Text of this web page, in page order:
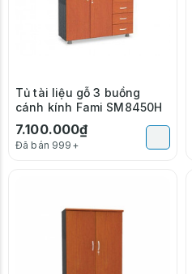
Tủ tài liệu gỗ 3 buồng
cánh kính Fami SM8450H
7.100.000₫
Đã bán 999+